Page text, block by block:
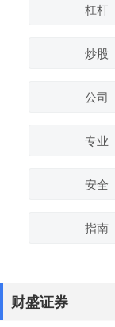
杠杆
炒股
公司
专业
安全
指南
财盛证券